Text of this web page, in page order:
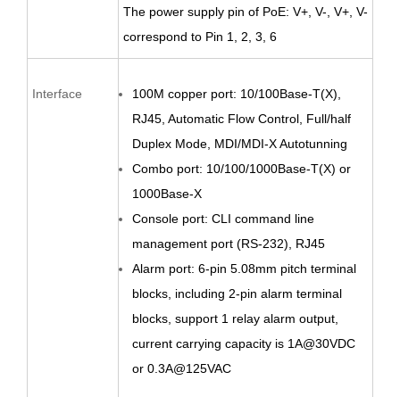
The power supply pin of PoE: V+, V-, V+, V-
correspond to Pin 1, 2, 3, 6
Interface
100M copper port: 10/100Base-T(X),
RJ45, Automatic Flow Control, Full/half
Duplex Mode, MDI/MDI-X Autotunning
Combo port: 10/100/1000Base-T(X) or
1000Base-X
Console port: CLI command line
management port (RS-232), RJ45
Alarm port: 6-pin 5.08mm pitch terminal
blocks, including 2-pin alarm terminal
blocks, support 1 relay alarm output,
current carrying capacity is 1A@30VDC
or 0. 3A@125VAC